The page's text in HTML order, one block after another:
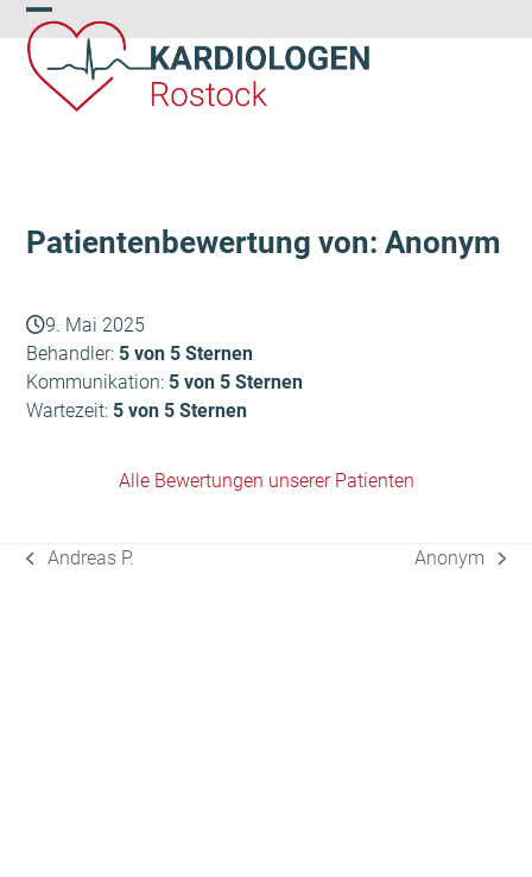
Skip
to
content
Open
mobile
menu
Close
mobile
menu
Patientenbewertung von: Anonym
9. Mai 2025
Behandler: 5 von 5 Sternen
Kommunikation: 5 von 5 Sternen
Wartezeit: 5 von 5 Sternen
Alle Bewertungen unserer Patienten
vorheriger
Andreas P.
Nächster
Anonym